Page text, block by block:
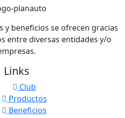
y beneficios se ofrecen gracias
entre diversas entidades y/o
Links
Club
Productos
Beneficios